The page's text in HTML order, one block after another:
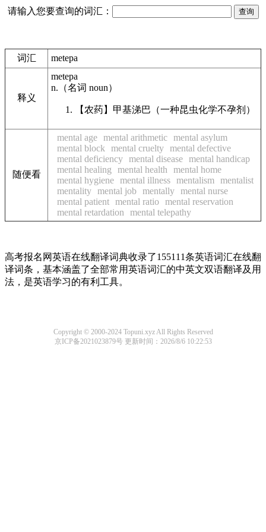
请输入您要查询的词汇：
词汇 metepa
释义
metepa
n. （名词 noun）
【农药】 甲基涕巴（一种昆虫化学不孕剂）
随便看
mental age mental arithmetic mental asylum
mental block
mental cruelty mental defective
mental deficiency mental disease mental handicap
mental healing
mental health
mental home
mental hygiene mental illness mentalism
mentalist
mentality mental job mentally mental nurse
mental patient mental ratio mental reservation
mental retardation
mental telepathy
高考报名网英语在线翻译词典收录了155111条英语词汇在线翻
译词条，基本涵盖了全部常用英语词汇的中英文双语翻译及用
法，是英语学习的有利工具。
Copyright © 2000-2024 Topuni.xyz All Rights Reserved
京ICP备2021023879号更新时间：2026/8/6 10:22:53